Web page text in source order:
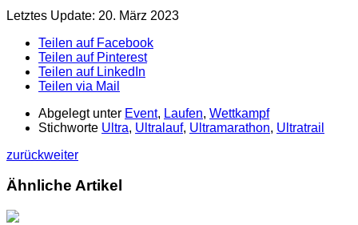
Letztes Update: 20. März 2023
Teilen auf Facebook
Teilen auf Pinterest
Teilen auf LinkedIn
Teilen via Mail
Abgelegt unter Event, Laufen, Wettkampf
Stichworte Ultra, Ultralauf, Ultramarathon, Ultratrail
zurückweiter
Ähnliche Artikel